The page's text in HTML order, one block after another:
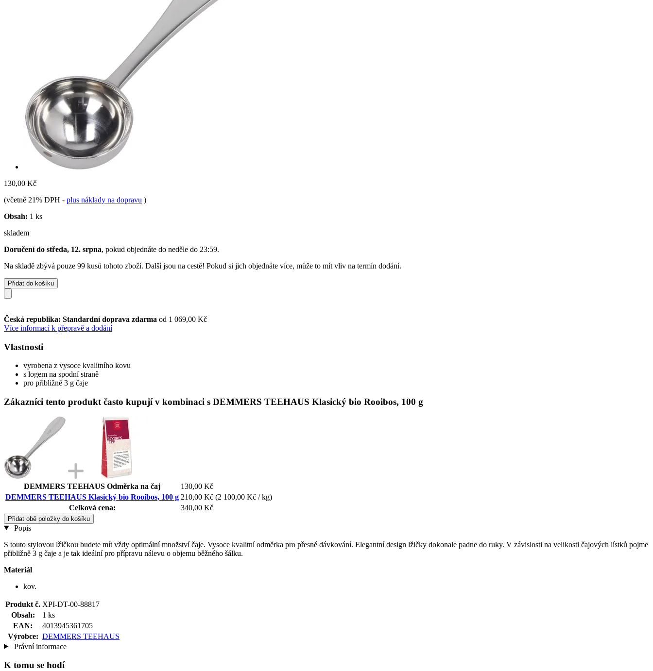
130,00 Kč
(včetně 21% DPH - plus náklady na dopravu )
Obsah: 1 ks
skladem
Doručení do středa, 12. srpna, pokud objednáte do neděle do 23:59.
Na skladě zbývá pouze 99 kusů tohoto zboží. Další jsou na cestě! Pokud si jich objednáte více, může to mít vliv na termín dodání.
Přidat do košíku
Česká republika: Standardní doprava zdarma od 1 069,00 Kč
Více informací k přepravě a dodání
Vlastnosti
vyrobena z vysoce kvalitního kovu
s logem na spodní straně
pro přibližně 3 g čaje
Zákazníci tento produkt často kupují v kombinaci s DEMMERS TEEHAUS Klasický bio Rooibos, 100 g
DEMMERS TEEHAUS Odměrka na čaj
130,00 Kč
DEMMERS TEEHAUS Klasický bio Rooibos, 100 g 210,00 Kč (2 100,00 Kč / kg)
Celková cena:
340,00 Kč
Přidat obě položky do košíku
Popis
S touto stylovou lžičkou budete mít vždy optimální množství čaje. Vysoce kvalitní odměrka pro přesné dávkování. Elegantní design lžičky dokonale padne do ruky. V závislosti na velikosti čajových lístků pojme
přibližně 3 g čaje a je tak ideální pro přípravu nálevu o objemu běžného šálku.
Materiál
kov.
Produkt č. XPI-DT-00-88817
Obsah:
1 ks
EAN:
4013945361705
Výrobce: DEMMERS TEEHAUS
Právní informace
K tomu se hodí